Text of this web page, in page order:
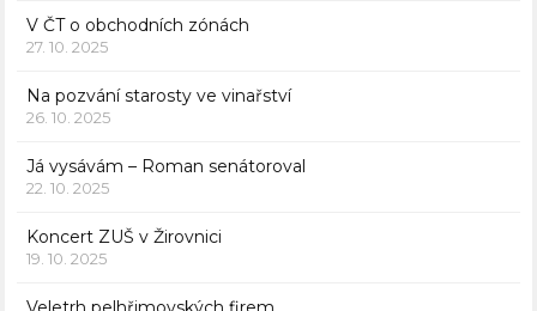
V ČT o obchodních zónách
27. 10. 2025
Na pozvání starosty ve vinařství
26. 10. 2025
Já vysávám – Roman senátoroval
22. 10. 2025
Koncert ZUŠ v Žirovnici
19. 10. 2025